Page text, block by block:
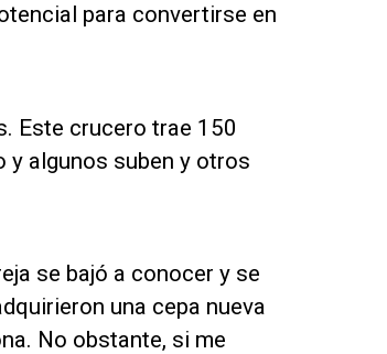
para convertirse en
Este crucero trae 150
y algunos suben y otros
se bajó a conocer y se
una cepa nueva
No obstante, si me